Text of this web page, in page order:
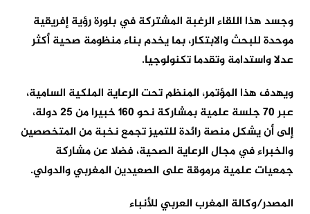
وجسد هذا اللقاء الرغبة المشتركة في بلورة رؤية إفريقية
موحدة للبحث والابتكار، بما يخدم بناء منظومة صحية أكثر
عدلا واستدامة وتقدما تكنولوجيا.
ويهدف هذا المؤتمر، المنظم تحت الرعاية الملكية السامية،
عبر 70 جلسة علمية بمشاركة نحو 160 خبيرا من 25 دولة،
إلى أن يشكل منصة رائدة للتميز تجمع نخبة من المتخصصين
والخبراء في مجال الرعاية الصحية، فضلا عن مشاركة
جمعيات علمية مرموقة على الصعيدين المغربي والدولي.
المصدر/وكالة المغرب العربي للأنباء